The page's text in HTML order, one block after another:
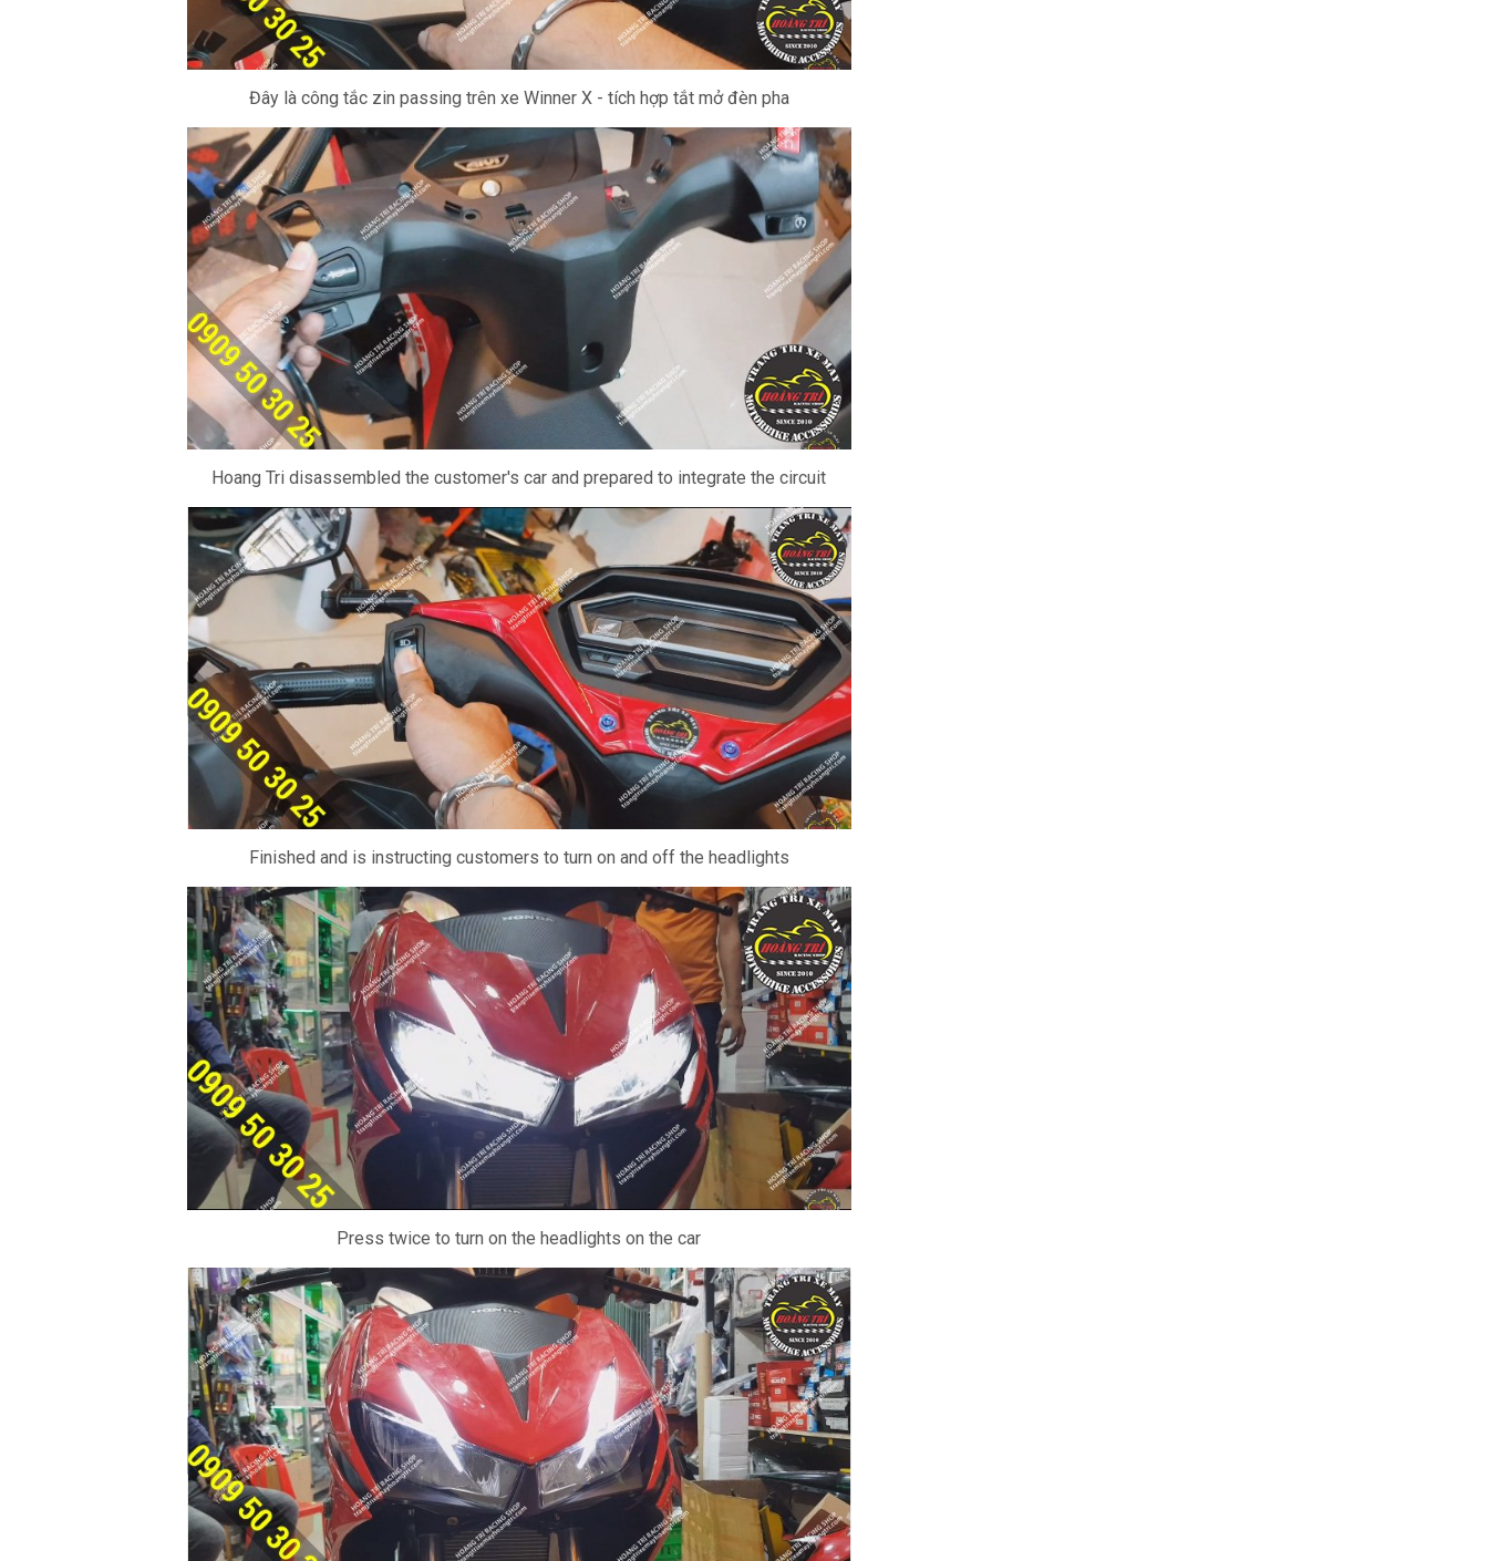
Đây là công tắc zin passing trên xe Winner X - tích hợp tắt mở đèn pha
Hoang Tri disassembled the customer's car and prepared to integrate the circuit
Finished and is instructing customers to turn on and off the headlights
Press twice to turn on the headlights on the car